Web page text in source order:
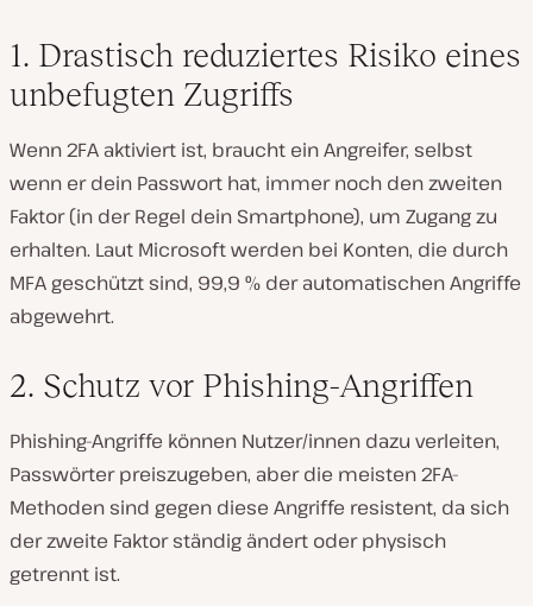
1. Drastisch reduziertes Risiko eines
unbefugten Zugriffs
Wenn 2FA aktiviert ist, braucht ein Angreifer, selbst
wenn er dein Passwort hat, immer noch den zweiten
Faktor (in der Regel dein Smartphone), um Zugang zu
erhalten. Laut Microsoft werden bei Konten, die durch
MFA geschützt sind, 99,9 % der automatischen Angriffe
abgewehrt.
2. Schutz vor Phishing-Angriffen
Phishing-Angriffe können Nutzer/innen dazu verleiten,
Passwörter preiszugeben, aber die meisten 2FA-
Methoden sind gegen diese Angriffe resistent, da sich
der zweite Faktor ständig ändert oder physisch
getrennt ist.